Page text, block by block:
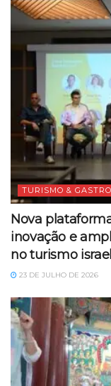
TURISMO &
Nova
inovação e
no turismo
23 DE JULHO DE 2026